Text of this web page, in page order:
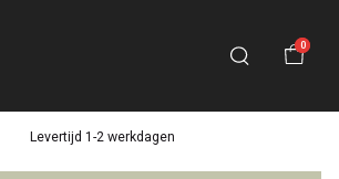
0
Levertijd 1-2 werkdagen